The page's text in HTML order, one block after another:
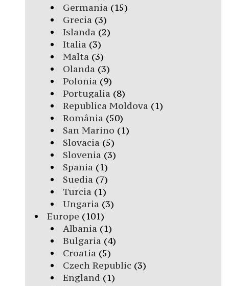
Germania (15)
Grecia (3)
Islanda (2)
Italia (3)
Malta (3)
Olanda (3)
Polonia (9)
Portugalia (8)
Republica Moldova (1)
România (50)
San Marino (1)
Slovacia (5)
Slovenia (3)
Spania (1)
Suedia (7)
Turcia (1)
Ungaria (3)
Europe (101)
Albania (1)
Bulgaria (4)
Croatia (5)
Czech Republic (3)
England (1)